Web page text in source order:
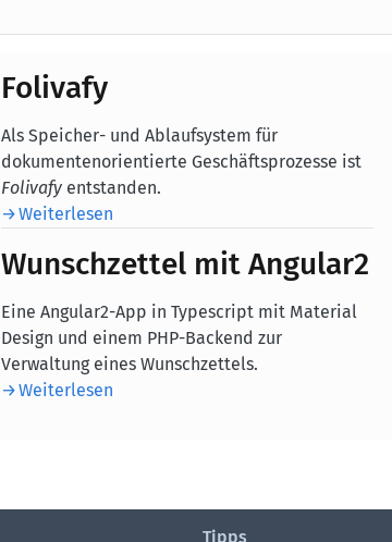
Folivafy
Als Speicher- und Ablaufsystem für
dokumentenorientierte Geschäftsprozesse ist
Folivafy entstanden.
Weiterlesen
Wunschzettel mit Angular2
Eine Angular2-App in Typescript mit Material
Design und einem PHP-Backend zur
Verwaltung eines Wunschzettels.
Weiterlesen
Tipps